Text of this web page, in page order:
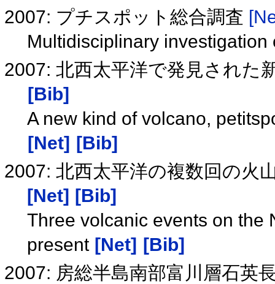
2007: プチスポット総合調査
Multidisciplinary
2007: 北西太平洋で発見され
[Bib]
A new kind of volcano,
[Net]
[Bib]
2007: 北西太平洋の複数回の火
[Net] [Bib]
Three volcanic events on the
present [Net]
[Bib]
2007: 房総半島南部富川層石英